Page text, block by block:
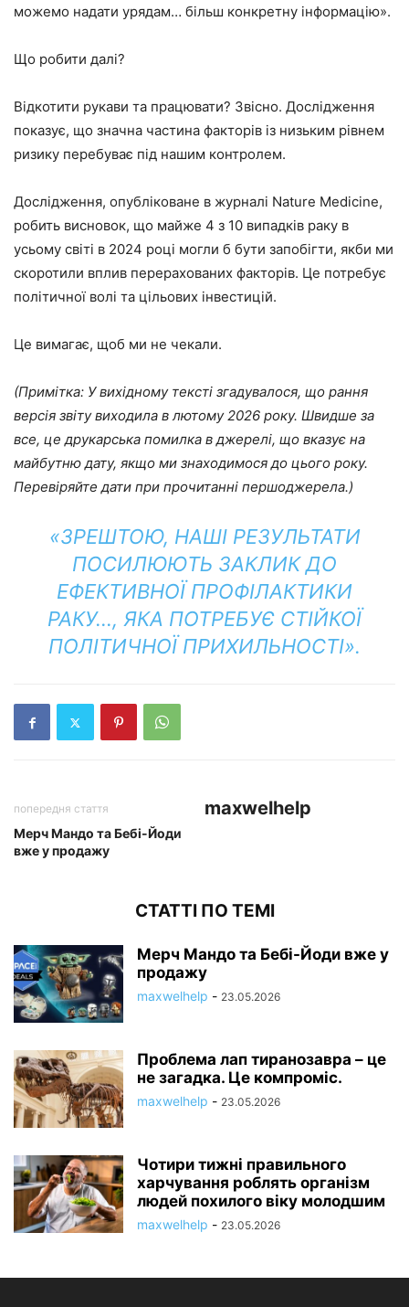
можемо надати урядам… більш конкретну інформацію».
Що робити далі?
Відкотити рукави та працювати? Звісно. Дослідження
показує, що значна частина факторів із низьким рівнем
ризику перебуває під нашим контролем.
Дослідження, опубліковане в журналі Nature Medicine,
робить висновок, що майже 4 з 10 випадків раку в
усьому світі в 2024 році могли б бути запобігти, якби ми
скоротили вплив перерахованих факторів. Це потребує
політичної волі та цільових інвестицій.
Це вимагає, щоб ми не чекали.
(Примітка: У вихідному тексті згадувалося, що рання
версія звіту виходила в лютому 2026 року. Швидше за
все, це друкарська помилка в джерелі, що вказує на
майбутню дату, якщо ми знаходимося до цього року.
Перевіряйте дати при прочитанні першоджерела.)
«ЗРЕШТОЮ, НАШІ РЕЗУЛЬТАТИ
ПОСИЛЮЮТЬ ЗАКЛИК ДО
ЕФЕКТИВНОЇ ПРОФІЛАКТИКИ
РАКУ…, ЯКА ПОТРЕБУЄ СТІЙКОЇ
ПОЛІТИЧНОЇ ПРИХИЛЬНОСТІ».
попередня стаття
Мерч Мандо та Бебі-Йоди
вже у продажу
maxwelhelp
СТАТТІ ПО ТЕМІ
Мерч Мандо та Бебі-Йоди вже у
продажу
maxwelhelp - 23.05.2026
Проблема лап тиранозавра – це
не загадка. Це компроміс.
maxwelhelp - 23.05.2026
Чотири тижні правильного
харчування роблять організм
людей похилого віку молодшим
maxwelhelp - 23.05.2026